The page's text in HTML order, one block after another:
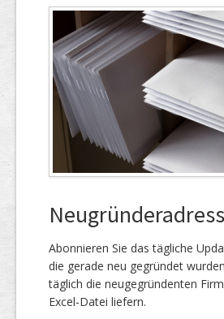
Abonnieren Sie das täg­liche
die gerade neu ge­gründet
täglich die neu­gegründenten
Excel-Datei liefern.